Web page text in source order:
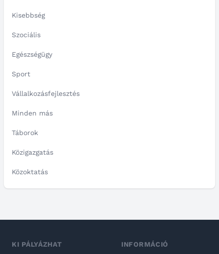
Kisebbség
Szociális
Egészségügy
Sport
Vállalkozásfejlesztés
Minden más
Táborok
Közigazgatás
Közoktatás
KI PÁLYÁZHAT INFORMÁCIÓ